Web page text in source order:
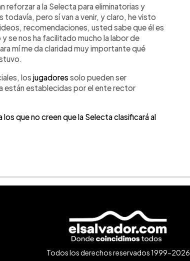
reforzar a la Selecta para eliminatorias y
pero sí van a venir, y claro, he visto
recomendaciones, usted sabe que él es
se nos ha facilitado mucho la labor de
mí me da claridad muy importante qué
los jugadoressolo pueden ser
están establecidas por el ente rector
los que no creen que la Selecta clasificará al
Todos los derechos reservados 1999-2026